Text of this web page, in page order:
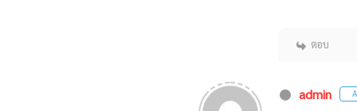
ตอบ
admin